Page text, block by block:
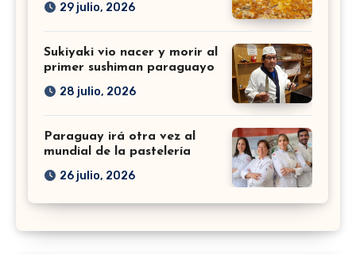
29 julio, 2026
Sukiyaki vio nacer y morir al
primer sushiman paraguayo
28 julio, 2026
Paraguay irá otra vez al
mundial de la pastelería
26 julio, 2026